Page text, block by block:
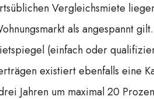
Vergleichsmiete
als angespannt
(einfach oder
existiert ebenfalls eine
Jahren um maximal 20